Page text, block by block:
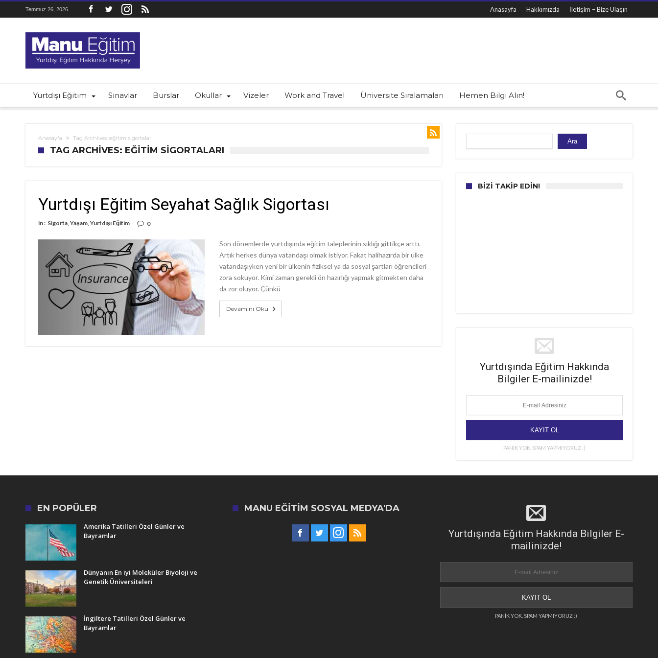
Temmuz 26, 2026 Anasayfa Hakkımızda İletişim – Bize Ulaşın
Yurtdışı Eğitim Sınavlar Burslar Okullar Vizeler Work and Travel Üniversite Sıralamaları Hemen Bilgi Alın!
Anasayfa Tag Archives: eğitim sigortaları
TAG ARCHIVES: EĞITIM SIGORTALARI
Yurtdışı Eğitim Seyahat Sağlık Sigortası
in : Sigorta,Yaşam,Yurtdışı Eğitim 0
Son dönemlerde yurtdışında eğitim taleplerinin sıklığı gittikçe arttı.
Artık herkes dünya vatandaşı olmak istiyor. Fakat halihazırda bir ülke
vatandaşıyken yeni bir ülkenin fiziksel ya da sosyal şartları öğrencileri
zora sokuyor. Kimi zaman gerekli ön hazırlığı yapmak gitmekten daha
da zor oluyor. Çünkü
Devamını Oku
Ara
BIZI TAKIP EDIN!
Yurtdışında Eğitim Hakkında
Bilgiler E-mailinizde!
PANİK YOK. SPAM YAPMIYORUZ :)
EN POPÜLER
Amerika Tatilleri Özel Günler ve
Bayramlar
Dünyanın En iyi Moleküler Biyoloji ve
Genetik Üniversiteleri
İngiltere Tatilleri Özel Günler ve
Bayramlar
MANU EĞITIM SOSYAL MEDYA'DA
Yurtdışında Eğitim Hakkında Bilgiler E-
mailinizde!
PANİK YOK. SPAM YAPMIYORUZ :)